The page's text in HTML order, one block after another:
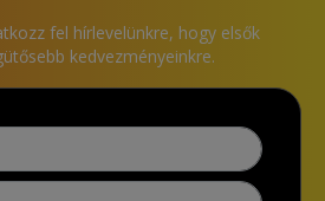
fel hírlevelünkre, hogy elsők
kedvezményeinkre.